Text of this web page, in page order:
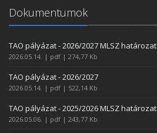
Dokumentumok
TAO pályázat - 2026/2027 MLSZ határozat
2026.05.14. | pdf | 274,77 Kb
TAO pályázat - 2026/2027
2026.05.14. | pdf | 522,14 Kb
TAO pályázat - 2025/2026 MLSZ határozat
2026.05.06. | pdf | 243,77 Kb